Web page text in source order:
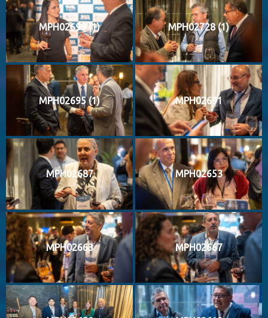
MPH02699 (1) MPH02728 (1)
MPH02695 (1) MPH02691
MPH02687 MPH02653
MPH02663 MPH02667